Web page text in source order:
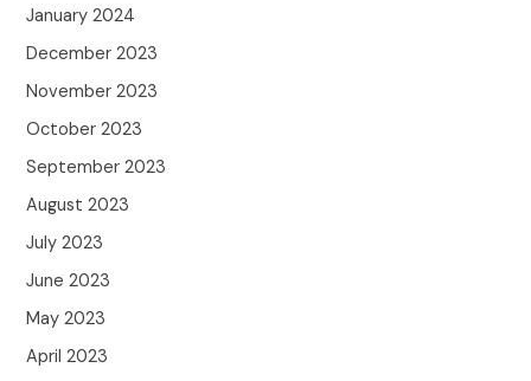
January 2024
December 2023
November 2023
October 2023
September 2023
August 2023
July 2023
June 2023
May 2023
April 2023